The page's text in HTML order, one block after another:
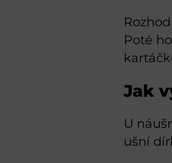
Poté
Jak
U
ušní